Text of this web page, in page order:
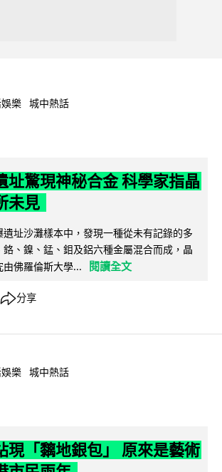
樂 城中熱話
址驚現神秘合金 科學家指晶
未見
址沙灘樣本中，發現一種從未有記錄的多
、鎳、錳、鉬及鋁六種金屬混合而成，晶
佛羅倫斯大學...
閱讀全文
分享
樂 城中熱話
現「黐地銀包」 原來是藝術